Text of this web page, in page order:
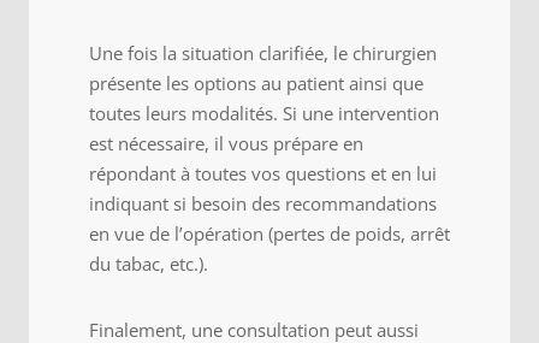
Une fois la situation clarifiée, le chirurgien
présente les options au patient ainsi que
toutes leurs modalités. Si une intervention
est nécessaire, il vous prépare en
répondant à toutes vos questions et en lui
indiquant si besoin des recommandations
en vue de l’opération (pertes de poids, arrêt
du tabac, etc.).
Finalement, une consultation peut aussi